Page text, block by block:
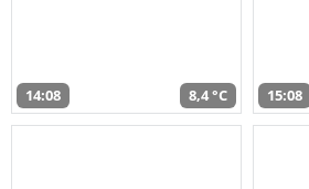
14:08 8,4 °C 15:08